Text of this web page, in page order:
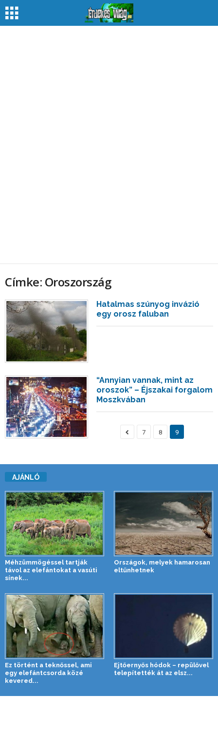
Címke: Oroszország
Hatalmas szúnyog invázió
egy orosz faluban
“Annyian vannak, mint az
oroszok” – Éjszakai forgalom
Moszkvában
7 8 9
AJÁNLÓ
Méhzümmögéssel tartják
távol az elefántokat a vasúti
sínek...
Országok, melyek hamarosan
eltűnhetnek
Ez történt a teknőssel, ami
egy elefántcsorda közé
kevered...
Ejtőernyős hódok – repülővel
telepítették át az elsz...